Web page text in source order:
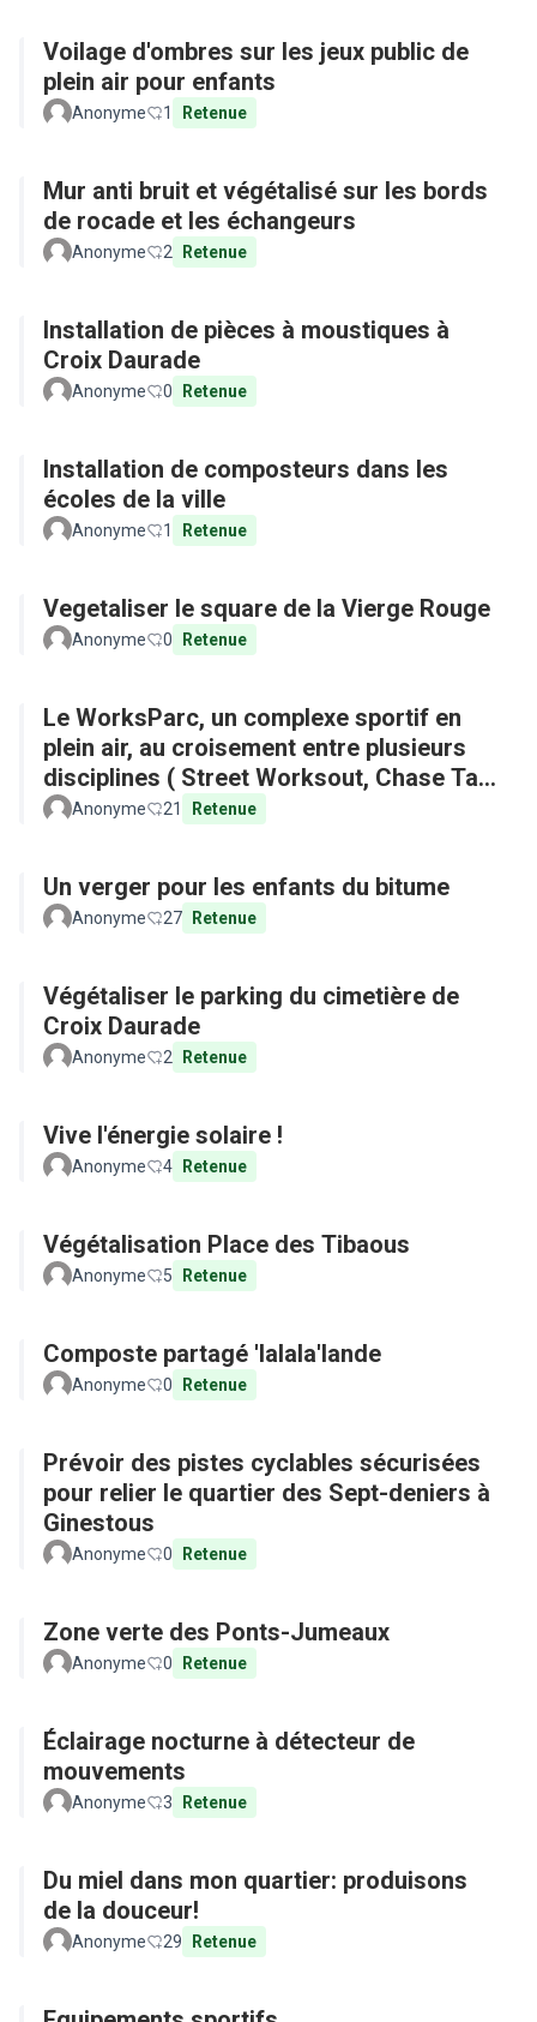
Voilage d'ombres sur les jeux public de
plein air pour enfants
Anonyme 1 Retenue
Mur anti bruit et végétalisé sur les bords
de rocade et les échangeurs
Anonyme 2 Retenue
Installation de pièces à moustiques à
Croix Daurade
Anonyme 0 Retenue
Installation de composteurs dans les
écoles de la ville
Anonyme 1 Retenue
Vegetaliser le square de la Vierge Rouge
Anonyme 0 Retenue
Le WorksParc, un complexe sportif en
plein air, au croisement entre plusieurs
disciplines ( Street Worksout, Chase Tag,
Parkour)
Anonyme 21 Retenue
Un verger pour les enfants du bitume
Anonyme 27 Retenue
Végétaliser le parking du cimetière de
Croix Daurade
Anonyme 2 Retenue
Vive l'énergie solaire !
Anonyme 4 Retenue
Végétalisation Place des Tibaous
Anonyme 5 Retenue
Composte partagé 'lalala'lande
Anonyme 0 Retenue
Prévoir des pistes cyclables sécurisées
pour relier le quartier des Sept-deniers à
Ginestous
Anonyme 0 Retenue
Zone verte des Ponts-Jumeaux
Anonyme 0 Retenue
Éclairage nocturne à détecteur de
mouvements
Anonyme 3 Retenue
Du miel dans mon quartier: produisons
de la douceur!
Anonyme 29 Retenue